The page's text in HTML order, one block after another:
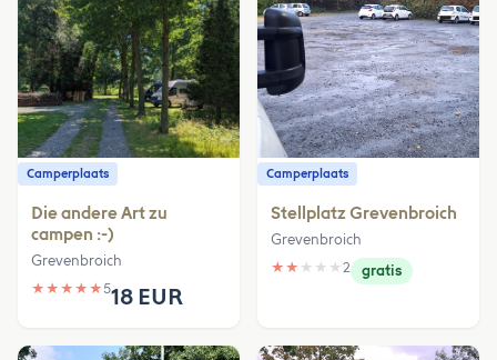
Camperplaats
Die andere Art zu
campen :-)
Grevenbroich
★ ★ ★ ★ ★518 EUR
Camperplaats
Stellplatz Grevenbroich
Grevenbroich
★ ★ ★ ★ ★ 2 gratis